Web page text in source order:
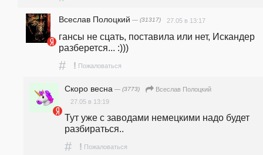
Всеслав Полоцкий — (31317) 27.05 в 13:17
гансы не сцать, поставила или нет, Искандер
разберется... :)))
# ! Пожаловаться
Скоро весна — (3773)
Всеслав Полоцкий
27.05 в 13:19
Тут уже с заводами немецкими надо будет
разбираться..
# ! Пожаловаться